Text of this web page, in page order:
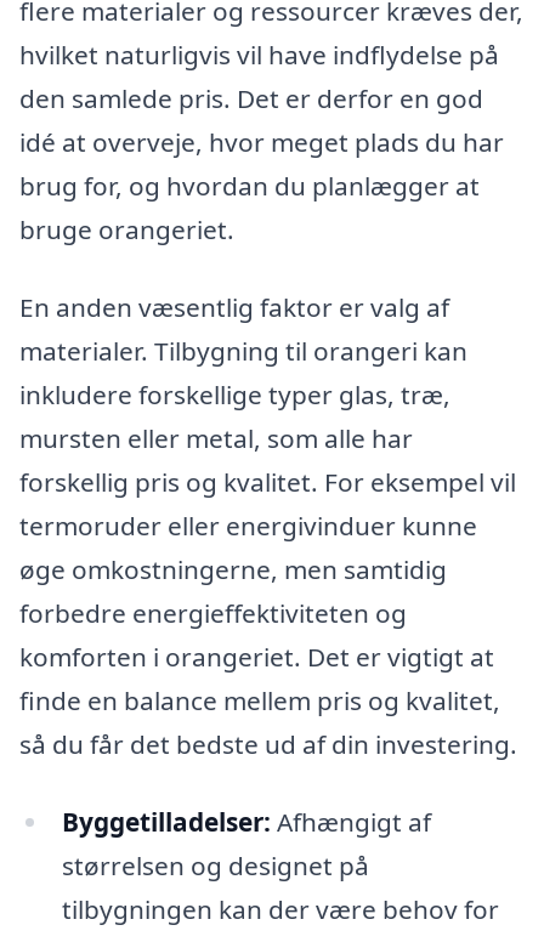
flere materialer og ressourcer kræves der,
hvilket naturligvis vil have indflydelse på
den samlede pris. Det er derfor en god
idé at overveje, hvor meget plads du har
brug for, og hvordan du planlægger at
bruge orangeriet.
En anden væsentlig faktor er valg af
materialer. Tilbygning til orangeri kan
inkludere forskellige typer glas, træ,
mursten eller metal, som alle har
forskellig pris og kvalitet. For eksempel vil
termoruder eller energivinduer kunne
øge omkostningerne, men samtidig
forbedre energieffektiviteten og
komforten i orangeriet. Det er vigtigt at
finde en balance mellem pris og kvalitet,
så du får det bedste ud af din investering.
Byggetilladelser: Afhængigt af
størrelsen og designet på
tilbygningen kan der være behov for